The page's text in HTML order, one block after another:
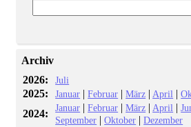
Archiv
2026:
Juli
2025: Januar |Februar |März | April |
2024: Januar |Februar |März | April |
September |Oktober |Dezember